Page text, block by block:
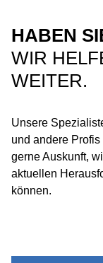
HABEN
WIR
WEITER.
Unsere
und andere
gerne Auskunft,
aktuellen
können.